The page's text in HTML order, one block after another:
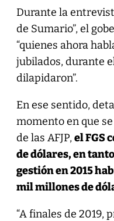
Durante la
de Sumario”, el
“quienes ahora
jubilados, durante
dilapidaron”.
En ese sentido,
momento en que
de las AFJP,el FGS
de dólares, en
gestión en 2015
mil millones de
“A finales de 2019,